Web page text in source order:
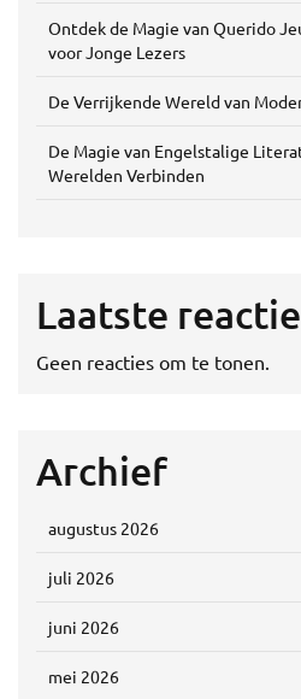
Ontdek de Magie van Querido
voor Jonge Lezers
De Verrijkende Wereld van
De Magie van Engelstalige
Werelden Verbinden
Laatste
Geen reacties om te tonen.
Archief
augustus 2026
juli 2026
juni 2026
mei 2026